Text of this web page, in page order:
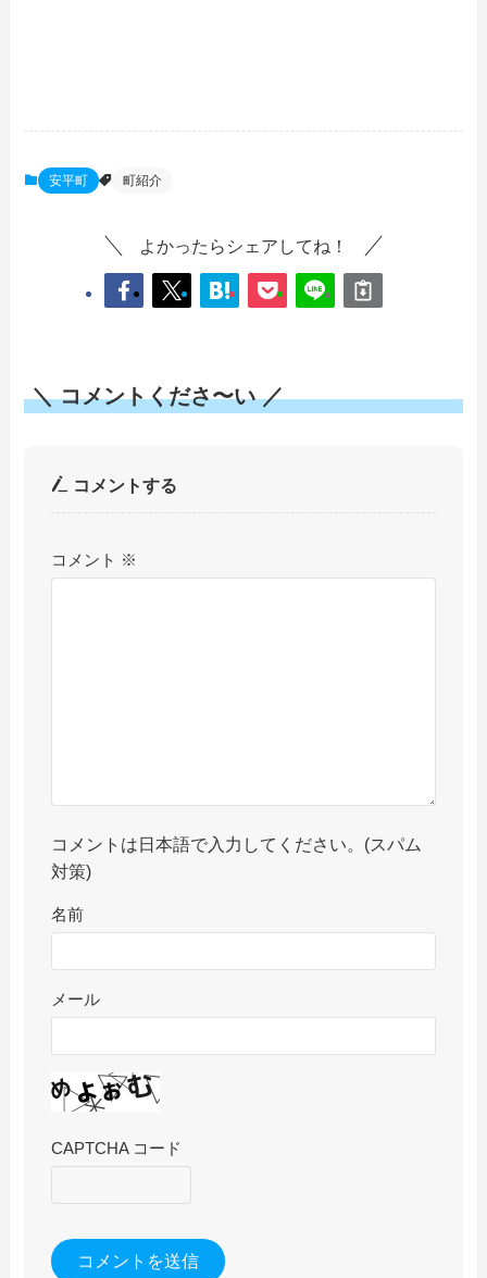
安平町 町紹介
よかったらシェアしてね！
＼ コメントくださ〜い ／
コメントする
コメント ※
コメントは日本語で入力してください。(スパム
対策)
名前
メール
CAPTCHA コード